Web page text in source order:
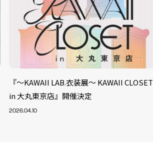
『～KAWAII LAB.衣装展～ KAWAII CLOSET
in 大丸東京店』開催決定
2026.04.10